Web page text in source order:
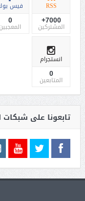
RSS
7000+
المشتركين
فيس
0
المعجبين
انستجرام
0
المتابعين
تابعونا على شبكات